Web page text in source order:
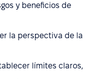
y beneficios de
la perspectiva de la
límites claros,